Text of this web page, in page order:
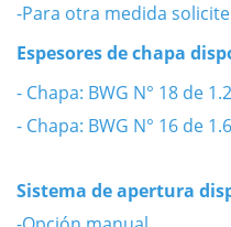
-Para otra medida
Espesores de chapa
- Chapa: BWG N° 18 de
- Chapa: BWG N° 16 de
Sistema de apertura